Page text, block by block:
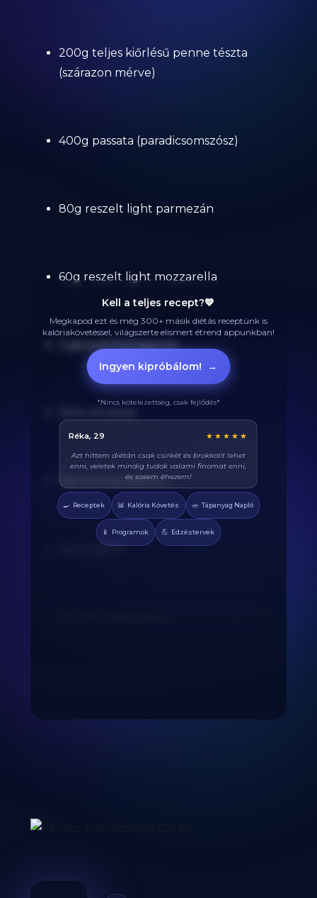
200g teljes kiőrlésű penne tészta
(szárazon mérve)
400g passata (paradicsomszósz)
80g reszelt light parmezán
60g reszelt light mozzarella
2 gerezd fokhagyma
15g friss bazsalikom
3g oregánó
Kell a teljes recept?💙
Megkapod ezt és még 300+ másik diétás receptünk is
kalóriakövetéssel, világszerte elismert étrend appunkban!
Ingyen kipróbálom! →
*Nincs kötelezettség, csak fejlődés*
Balázs, 38 ★★★★★
Végre tudom pontosan mennyi fehérjét eszem
naponta. A kaloriaszámláló sokat segít, előtte
össze-vissza zabáltam...
🍳 Receptek 📊 Kalória Követés 🥗 Tápanyag Napló
📱 Programok 💪 Edzéstervek